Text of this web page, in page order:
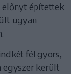
előnyt építettek
ugyan
fél gyors,
egyszer került